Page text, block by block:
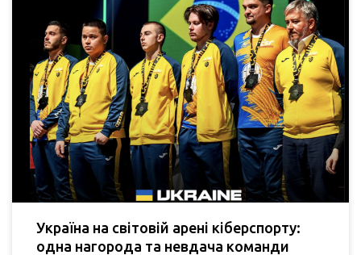
Україна на світовій арені кіберспорту:
одна нагорода та невдача команди